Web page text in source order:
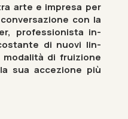
arte e im­presa per
con la
pro­fes­sionista in­
di nuovi lin­
di fruiz­ione
sua ac­cezione più